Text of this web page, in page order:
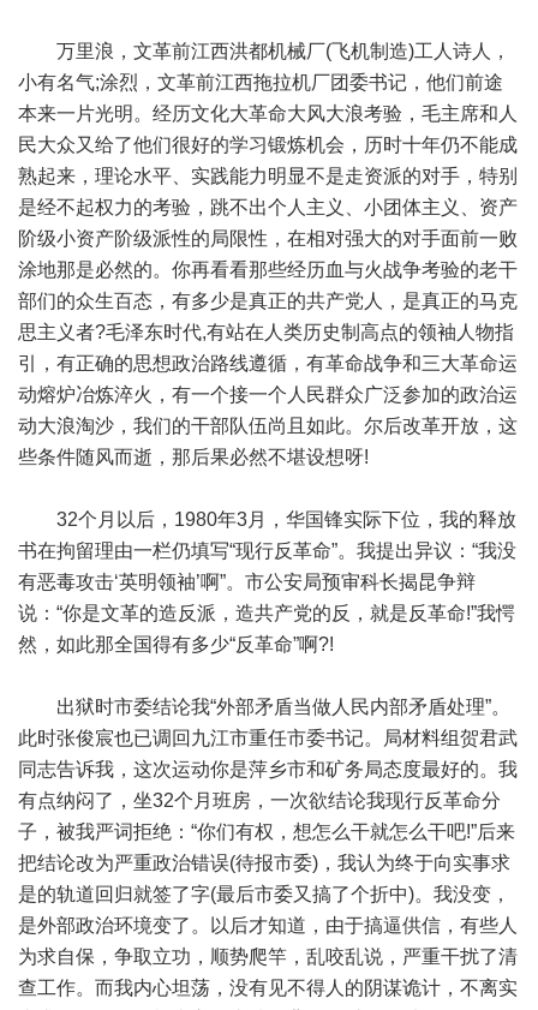
万里浪，文革前江西洪都机械厂(飞机制造)工人诗人，
小有名气;涂烈，文革前江西拖拉机厂团委书记，他们前途
本来一片光明。经历文化大革命大风大浪考验，毛主席和人
民大众又给了他们很好的学习锻炼机会，历时十年仍不能成
熟起来，理论水平、实践能力明显不是走资派的对手，特别
是经不起权力的考验，跳不出个人主义、小团体主义、资产
阶级小资产阶级派性的局限性，在相对强大的对手面前一败
涂地那是必然的。你再看看那些经历血与火战争考验的老干
部们的众生百态，有多少是真正的共产党人，是真正的马克
思主义者?毛泽东时代,有站在人类历史制高点的领袖人物指
引，有正确的思想政治路线遵循，有革命战争和三大革命运
动熔炉冶炼淬火，有一个接一个人民群众广泛参加的政治运
动大浪淘沙，我们的干部队伍尚且如此。尔后改革开放，这
些条件随风而逝，那后果必然不堪设想呀!
32个月以后，1980年3月，华国锋实际下位，我的释放
书在拘留理由一栏仍填写“现行反革命”。我提出异议：“我没
有恶毒攻击‘英明领袖’啊”。市公安局预审科长揭昆争辩
说：“你是文革的造反派，造共产党的反，就是反革命!”我愕
然，如此那全国得有多少“反革命”啊?!
出狱时市委结论我“外部矛盾当做人民内部矛盾处理”。
此时张俊宸也已调回九江市重任市委书记。局材料组贺君武
同志告诉我，这次运动你是萍乡市和矿务局态度最好的。我
有点纳闷了，坐32个月班房，一次欲结论我现行反革命分
子，被我严词拒绝：“你们有权，想怎么干就怎么干吧!”后来
把结论改为严重政治错误(待报市委)，我认为终于向实事求
是的轨道回归就签了字(最后市委又搞了个折中)。我没变，
是外部政治环境变了。以后才知道，由于搞逼供信，有些人
为求自保，争取立功，顺势爬竿，乱咬乱说，严重干扰了清
查工作。而我内心坦荡，没有见不得人的阴谋诡计，不离实